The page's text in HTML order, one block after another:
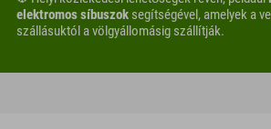
elektromos síbuszok segítségével, amelyek a
szállásuktól a völgyállomásig szállítják.